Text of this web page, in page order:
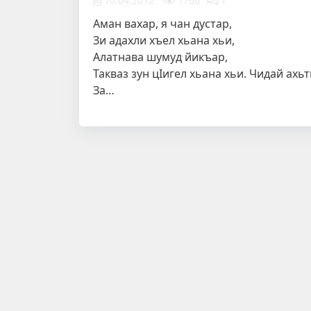
Аман вахар, я чан дустар,
Зи адахли хъел хьана хьи,
Алатнава шумуд йикъар,
Такваз зун цIигел хьана хьи. Чидай
За…